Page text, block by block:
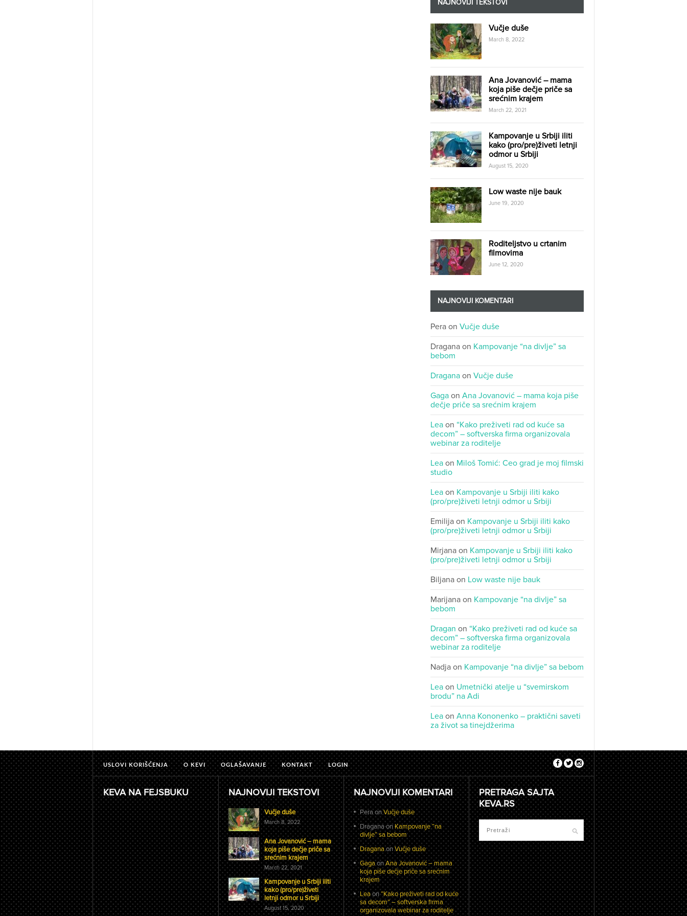
NAJNOVIJI TEKSTOVI
Vučje duše
March 8, 2022
Ana Jovanović – mama
koja piše dečje priče sa
srećnim krajem
March 22, 2021
Kampovanje u Srbiji iliti
kako (pro/pre)živeti letnji
odmor u Srbiji
August 15, 2020
Low waste nije bauk
June 19, 2020
Roditeljstvo u crtanim
filmovima
June 12, 2020
NAJNOVIJI KOMENTARI
Pera on Vučje duše
Dragana on Kampovanje “na divlje” sa
bebom
Dragana on Vučje duše
Gaga on Ana Jovanović – mama koja piše
dečje priče sa srećnim krajem
Lea on “Kako preživeti rad od kuće sa
decom” – softverska firma organizovala
webinar za roditelje
Lea on Miloš Tomić: Ceo grad je moj filmski
studio
Lea on Kampovanje u Srbiji iliti kako
(pro/pre)živeti letnji odmor u Srbiji
Emilija on Kampovanje u Srbiji iliti kako
(pro/pre)živeti letnji odmor u Srbiji
Mirjana on Kampovanje u Srbiji iliti kako
(pro/pre)živeti letnji odmor u Srbiji
Biljana on Low waste nije bauk
Marijana on Kampovanje “na divlje” sa
bebom
Dragan on “Kako preživeti rad od kuće sa
decom” – softverska firma organizovala
webinar za roditelje
Nadja on Kampovanje “na divlje” sa bebom
Lea on Umetnički atelje u “svemirskom
brodu” na Adi
Lea on Anna Kononenko – praktični saveti
za život sa tinejdžerima
USLOVI KORIŠĆENJA O KEVI OGLAŠAVANJE KONTAKT LOGIN
KEVA NA FEJSBUKU NAJNOVIJI TEKSTOVI
Vučje duše
March 8, 2022
Ana Jovanović – mama
koja piše dečje priče sa
srećnim krajem
March 22, 2021
Kampovanje u Srbiji iliti
kako (pro/pre)živeti
letnji odmor u Srbiji
August 15, 2020
NAJNOVIJI KOMENTARI
PeraonVučje duše
DraganaonKampovanje “na
divlje” sa bebom
DraganaonVučje duše
GagaonAna Jovanović – mama
koja piše dečje priče sa srećnim
krajem
Leaon“Kako preživeti rad od kuće
sa decom” – softverska firma
organizovala webinar za roditelje
PRETRAGA SAJTA
KEVA.RS